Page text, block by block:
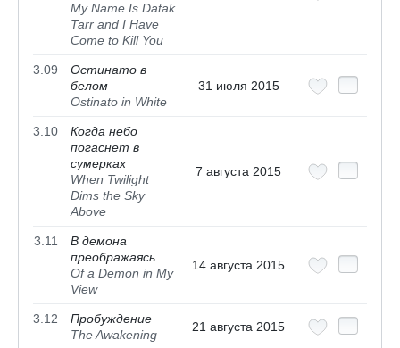
My Name Is Datak
Tarr and I Have
Come to Kill You
3.09
Остинато в
белом
Ostinato in White
31 июля 2015
3.10
Когда небо
погаснет в
сумерках
When Twilight
Dims the Sky
Above
7 августа 2015
3.11
В демона
преображаясь
Of a Demon in My
View
14 августа 2015
3.12
Пробуждение
The Awakening
21 августа 2015